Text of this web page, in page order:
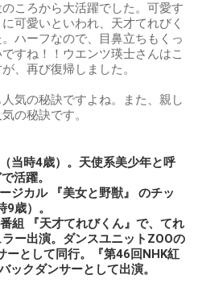
ころから大活躍でした。可愛す
可愛いといわれ、天才てれびく
ハーフなので、目鼻立ちもくっ
すね！！ウエンツ瑛士さんはこ
、再び復帰しました。
気の秘訣ですよね。また、親し
の秘訣です。
当時4歳）。天使系美少年と呼
活躍。
ジカル 『美女と野獣』 のチッ
歳）。
組 『天才てれびくん』で、てれ
ー出演。ダンスユニットZOOの
ーとして同行。『第46回NHK紅
ックダンサーとして出演。